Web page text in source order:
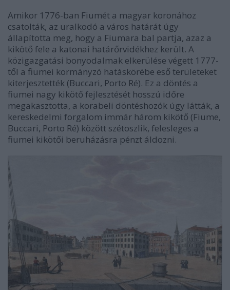
Amikor 1776-ban Fiumét a magyar koronához
csatolták, az uralkodó a város határát úgy
állapította meg, hogy a Fiumara bal partja, azaz a
kikötő fele a katonai határőrvidékhez került. A
közigazgatási bonyodalmak elkerülése végett 1777-
től a fiumei kormányzó hatáskörébe eső területeket
kiterjesztették (Buccari, Porto Ré). Ez a döntés a
fiumei nagy kikötő fejlesztését hosszú időre
megakasztotta, a korabeli döntéshozók úgy látták, a
kereskedelmi forgalom immár három kikötő (Fiume,
Buccari, Porto Ré) között szétoszlik, felesleges a
fiumei kikötői beruházásra pénzt áldozni.